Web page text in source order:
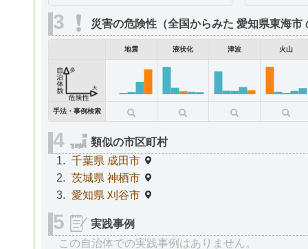
災害の危険性（全国からみた 愛知県東海市
地震 液状化 津波 火山
手法・事例検索
類似の市区町村
千葉県 成田市
茨城県 神栖市
愛知県 刈谷市
実践事例
この自治体での実践事例はありません。